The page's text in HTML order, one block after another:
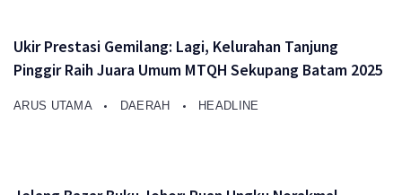
Ukir Prestasi Gemilang: Lagi, Kelurahan Tanjung
Pinggir Raih Juara Umum MTQH Sekupang Batam 2025
ARUS UTAMA DAERAH HEADLINE